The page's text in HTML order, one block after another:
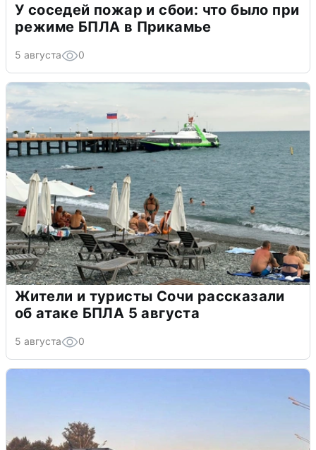
У соседей пожар и сбои: что было при
режиме БПЛА в Прикамье
5 августа 0
Жители и туристы Сочи рассказали
об атаке БПЛА 5 августа
5 августа 0